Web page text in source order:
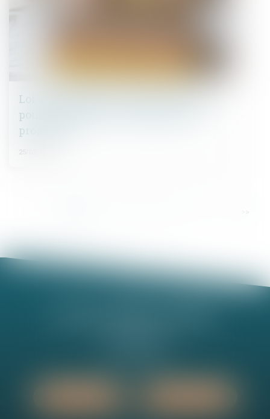
Loi de finances 2025 : quelles mesures
pour le logement et l’accession à la
propriété ?
25/02/2025
>>